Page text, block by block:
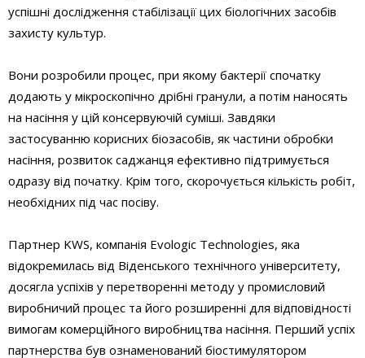
успішні дослідження стабілізації цих біологічних засобів
захисту культур.
Вони розробили процес, при якому бактерії спочатку
додають у мікроскопічно дрібні гранули, а потім наносять
на насіння у цій консервуючій суміші. Завдяки
застосуванню корисних біозасобів, як частини обробки
насіння, розвиток саджанця ефективно підтримується
одразу від початку. Крім того, скорочується кількість робіт,
необхідних під час посіву.
Партнер KWS, компанія Evologic Technologies, яка
відокремилась від Віденського технічного університету,
досягла успіхів у перетворенні методу у промисловий
виробничий процес та його розширенні для відповідності
вимогам комерційного виробництва насіння. Перший успіх
партнерства був ознаменований біостимулятором